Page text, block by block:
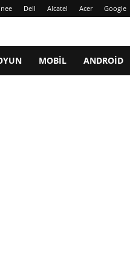
Dell Alcatel Acer Google
MOBIL ANDROID